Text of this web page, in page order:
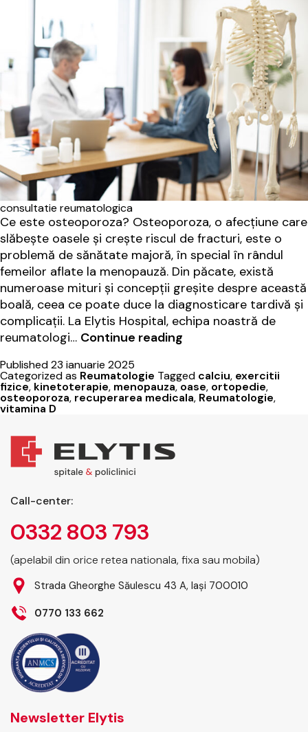
consultatie reumatologica
Ce este osteoporoza? Osteoporoza, o afecțiune care
slăbește oasele și crește riscul de fracturi, este o
problemă de sănătate majoră, în special în rândul
femeilor aflate la menopauză. Din păcate, există
numeroase mituri și concepții greșite despre această
boală, ceea ce poate duce la diagnosticare tardivă și
complicații. La Elytis Hospital, echipa noastră de
reumatologi… Continue reading
adevaruri
despre
osteoporoza
Published23 ianuarie 2025
Categorized as Reumatologie Tagged calciu, exercitii
fizice, kinetoterapie, menopauza, oase, ortopedie,
osteoporoza, recuperarea medicala, Reumatologie,
vitamina D
Call-center:
0332 803 793
(apelabil din orice retea nationala, fixa sau mobila)
Strada Gheorghe Săulescu 43 A, Iași 700010
0770 133 662
Newsletter Elytis